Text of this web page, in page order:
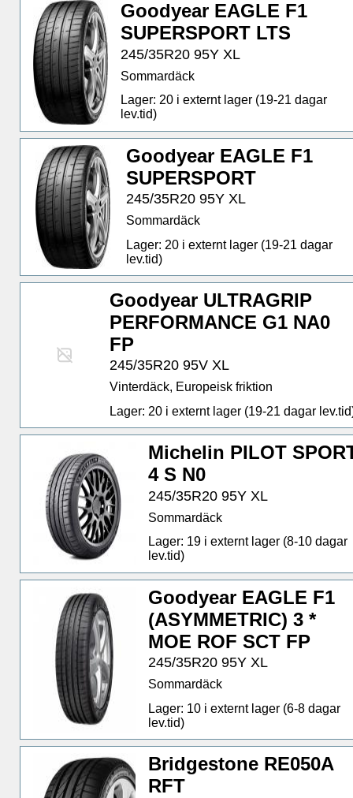
Goodyear EAGLE F1
SUPERSPORT LTS
245/35R20 95Y XL
Sommardäck
Lager: 20 i externt lager (19-21 dagar
lev.tid)
Goodyear EAGLE F1
SUPERSPORT
245/35R20 95Y XL
Sommardäck
Lager: 20 i externt lager (19-21 dagar
lev.tid)
Goodyear ULTRAGRIP
PERFORMANCE G1 NA0
FP
245/35R20 95V XL
Vinterdäck, Europeisk friktion
Lager: 20 i externt lager (19-21 dagar
Michelin PILOT
4 S N0
245/35R20 95Y XL
Sommardäck
Lager: 19 i externt lager (8-10 dagar
lev.tid)
Goodyear EAGLE F1
(ASYMMETRIC) 3 *
MOE ROF SCT FP
245/35R20 95Y XL
Sommardäck
Lager: 10 i externt lager (6-8 dagar
lev.tid)
Bridgestone RE050A
RFT